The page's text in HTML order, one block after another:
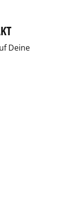
Deine